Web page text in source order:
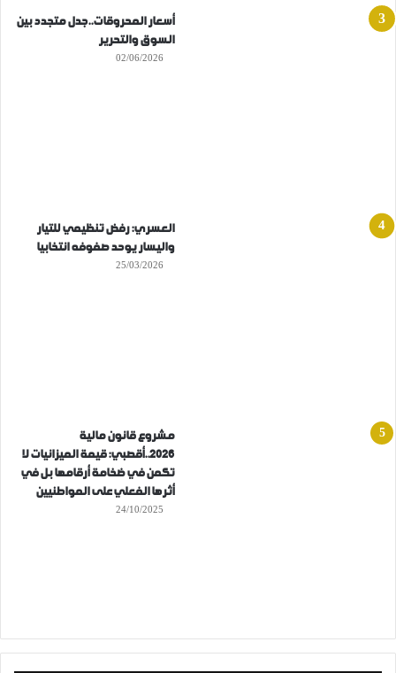
أسعار المحروقات..جدل متجدد بين
السوق والتحرير
02/06/2026
العسري: رفض تنظيمي للتيار
واليسار يوحد صفوفه انتخابيا
25/03/2026
مشروع قانون مالية
2026..أقصبي: قيمة الميزانيات لا
تكمن في ضخامة أرقامها بل في
أثرها الفعلي على المواطنيين
24/10/2025